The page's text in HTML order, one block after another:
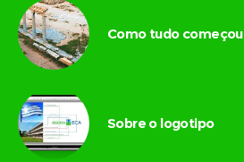
Como tudo começou
Sobre o logotipo